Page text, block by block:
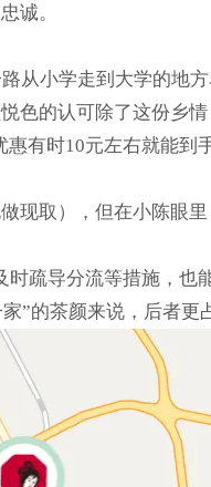
诚。
从小学走到大学的地方
的认可除了这份乡
有时10元左右就能
取），但在小陈眼
疏导分流等措施，也
”的茶颜来说，后者更